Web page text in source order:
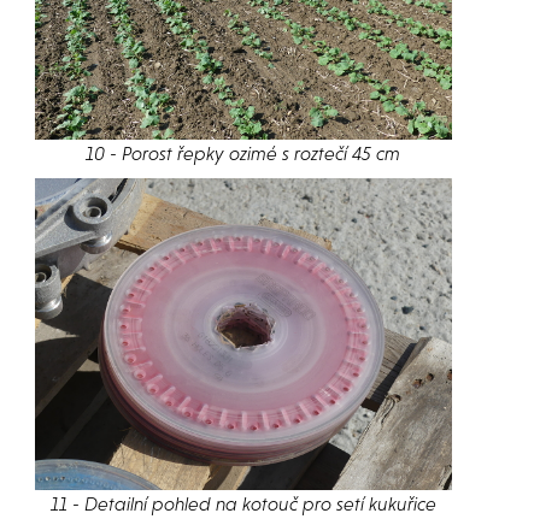
10 - Porost řepky ozimé s roztečí 45 cm
11 - Detailní pohled na kotouč pro setí kukuřice